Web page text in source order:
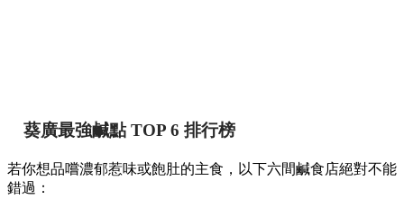
葵廣最強鹹點 TOP 6 排行榜
若你想品嚐濃郁惹味或飽肚的主食，以下六間鹹食店絕對不能
錯過：